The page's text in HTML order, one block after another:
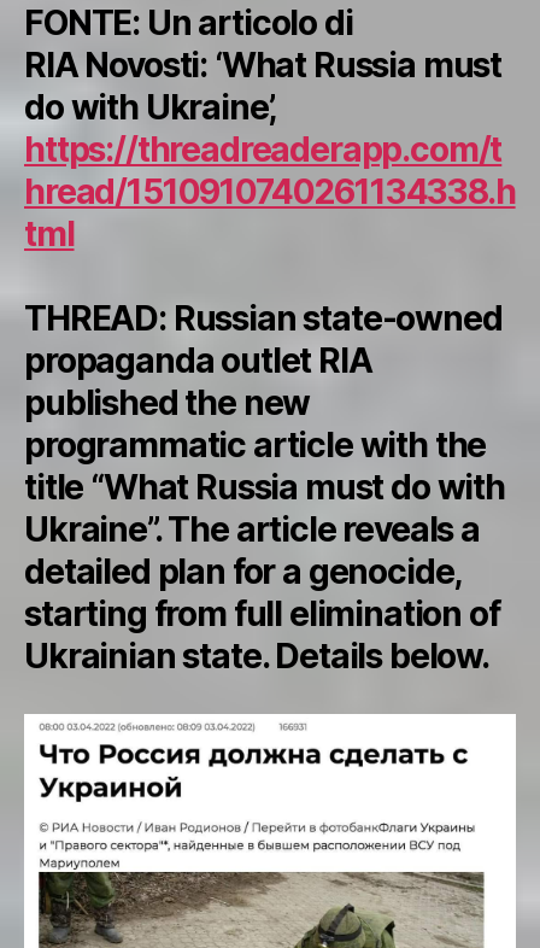
FONTE: Un articolo di
RIA Novosti: ‘What Russia must
do with Ukraine’,
https://threadreaderapp.com/t
hread/1510910740261134338.h
tml
THREAD: Russian state-owned
propaganda outlet RIA
published the new
programmatic article with the
title “What Russia must do with
Ukraine”. The article reveals a
detailed plan for a genocide,
starting from full elimination of
Ukrainian state. Details below.